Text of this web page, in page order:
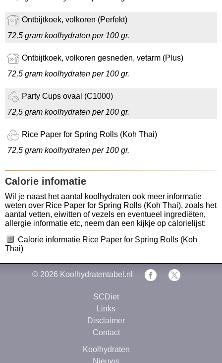
Ontbijtkoek, volkoren (Perfekt)
72,5 gram koolhydraten per 100 gr.
Ontbijtkoek, volkoren gesneden, vetarm (Plus)
72,5 gram koolhydraten per 100 gr.
Party Cups ovaal (C1000)
72,5 gram koolhydraten per 100 gr.
Rice Paper for Spring Rolls (Koh Thai)
72,5 gram koolhydraten per 100 gr.
Calorie infomatie
Wil je naast het aantal koolhydraten ook meer informatie
weten over Rice Paper for Spring Rolls (Koh Thai), zoals het
aantal vetten, eiwitten of vezels en eventueel ingrediëten,
allergie informatie etc, neem dan een kijkje op calorielijst:
Calorie informatie Rice Paper for Spring Rolls (Koh
Thai)
© 2026 Koolhydratentabel.nl
SCDiet
Links
Disclaimer
Contact
Koolhydraten
Nieuws